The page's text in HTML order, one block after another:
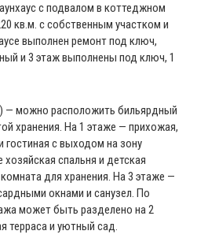
с подвалом в коттеджном
кв.м. с собственным участком и
выполнен ремонт под ключ,
и 3 этаж выполнены под ключ, 1
— можно расположить бильярдный
хранения. На 1 этаже — прихожая,
гостиная с выходом на зону
спальня и детская
для хранения. На 3 этаже —
окнами и санузел. По
может быть разделено на 2
терраса и уютный сад.